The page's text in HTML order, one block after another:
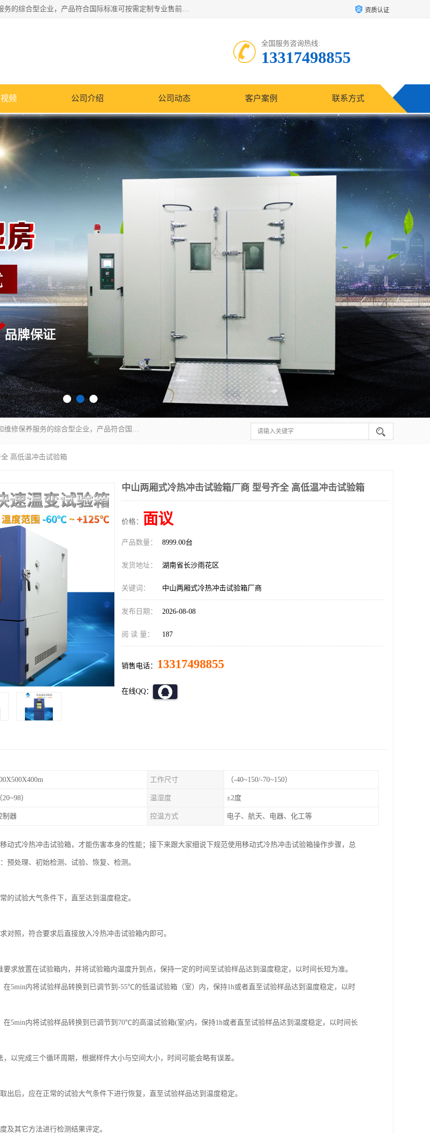
湖南兰思仪器有限公司是一家从事检测仪器研发生产销售和维修保养服务的综合型企业，产品符合国际标准可按需定制专业售前售后工程师，主要有门窗性能体验箱、门窗隔音展示箱、恒温恒湿试验箱、步入式恒温恒湿房、高低温试验箱、老化试验箱、老化试验房、恒温恒湿培养箱、水泥标准养护试验箱、电热鼓风干燥试验箱、真空干燥箱、工业烤箱、盐雾腐蚀试验箱等。 资质认证
全国服务咨询热线:
13317498855
频 公司介绍 公司动态 客户案例 联系方式
湖南兰思仪器有限公司是一家从事检测仪器研发生产销售和维修保养服务的综合型企业，产品符合国际标准可按需定制专业售前售后工程师，主要有门窗性能体验箱、门窗隔音展示箱、恒温恒湿试验箱、步入式恒温恒湿房、高低温试验箱、老化试验箱、老化试验房、恒温恒湿培养箱、水泥标准养护试验箱、电热鼓风干燥试验箱、真空干燥箱、工业烤箱、盐雾腐蚀试验箱等。
高低温冲击试验箱
中山两厢式冷热冲击试验箱厂商 型号齐全 高低温冲击试验箱
价格： 面议
产品数量： 8999.00台
发货地址： 湖南省长沙雨花区
关键词： 中山两厢式冷热冲击试验箱厂商
发布日期： 2026-08-08
阅 读 量： 187
销售电话： 13317498855
在线QQ：
工作尺寸 （-40~150/-70~150）
20~98） 温湿度 ±2度
制器 控温方式 电子、航天、电器、化工等
动式冷热冲击试验箱，才能伤害本身的性能；接下来跟大家细说下规范使用移动式冷热冲击试验箱操作步骤，总
预处理、初始检测、试验、恢复、检测。
的试验大气条件下，直至达到温度稳定。
对照，符合要求后直接放入冷热冲击试验箱内即可。
要求放置在试验箱内，并将试验箱内温度升到点，保持一定的时间至试验样品达到温度稳定，以时间长短为准。
在5min内将试验样品转换到已调节到-55℃的低温试验箱（室）内，保持1h或者直至试验样品达到温度稳定，以时
在5min内将试验样品转换到已调节到70℃的高温试验箱(室)内，保持1h或者直至试验样品达到温度稳定，以时间长
，以完成三个循环周期，根据样件大小与空间大小，时间可能会略有误差。
出后，应在正常的试验大气条件下进行恢复，直至试验样品达到温度稳定。
及其它方法进行检测结果评定。